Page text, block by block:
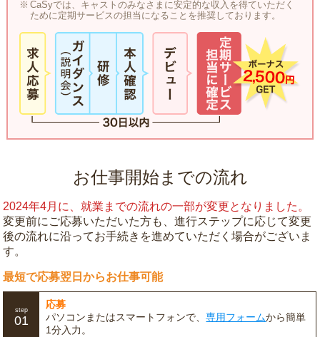
CaSyでは、キャストのみなさまに安定的な収入を得ていただく
ために定期サービスの担当になることを推奨しております。
お仕事開始までの流れ
2024年4月に、就業までの流れの一部が変更となりました。
変更前にご応募いただいた方も、進行ステップに応じて変更
後の流れに沿ってお手続きを進めていただく場合がございま
す。
最短で応募翌日からお仕事可能
step
01
応募
パソコンまたはスマートフォンで、専用フォームから簡単
1分入力。